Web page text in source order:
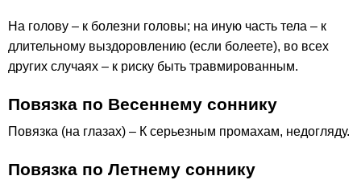
На голову – к болезни головы; на иную часть тела – к
длительному выздоровлению (если болеете), во всех
других случаях – к риску быть травмированным.
Повязка по Весеннему соннику
Повязка (на глазах) – К серьезным промахам, недогляду.
Повязка по Летнему соннику